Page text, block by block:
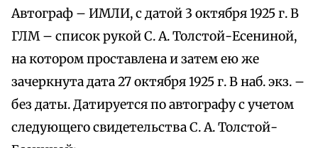
Автограф – ИМЛИ, с датой 3 октября 1925 г. В
ГЛМ – список рукой С. А. Толстой-Есениной,
на котором проставлена и затем ею же
зачеркнута дата 27 октября 1925 г. В наб. экз. –
без даты. Датируется по автографу с учетом
следующего свидетельства С. А. Толстой-